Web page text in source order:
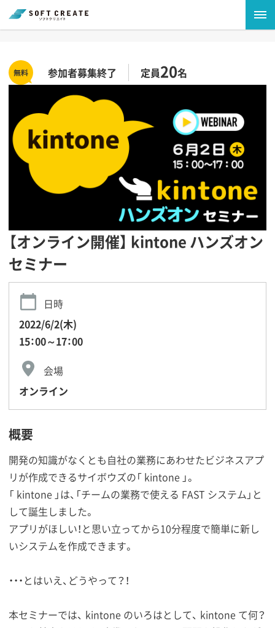
参加者募集終了 定員20名
【オンライン開催】 kintone ハンズオン
セミナー
日時
2022/6/2(木)
15：00～17：00
会場
オンライン
概要
開発の知識がなくとも自社の業務にあわせたビジネスアプ
リが作成できるサイボウズの「 kintone 」。
「 kintone 」は、「チームの業務で使える FAST システム」と
して誕生しました。
アプリがほしい！と思い立ってから10分程度で簡単に新し
いシステムを作成できます。
・・・とはいえ、どうやって？！
本セミナーでは、 kintone のいろはとして、 kintone て何？